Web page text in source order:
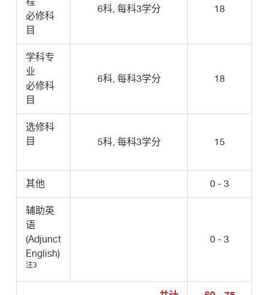
必修科
目
6科, 每科3学分 18
学科专
业
必修科
目
6科, 每科3学分 18
选修科
目
5科, 每科3学分 15
其他 0 - 3
辅助英
语
(Adjunct
English)
注3
0 - 3